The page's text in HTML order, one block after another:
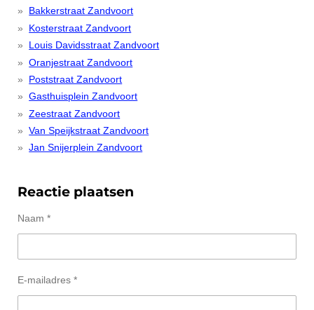
Bakkerstraat Zandvoort
Kosterstraat Zandvoort
Louis Davidsstraat Zandvoort
Oranjestraat Zandvoort
Poststraat Zandvoort
Gasthuisplein Zandvoort
Zeestraat Zandvoort
Van Speijkstraat Zandvoort
Jan Snijerplein Zandvoort
Reactie plaatsen
Naam *
E-mailadres *